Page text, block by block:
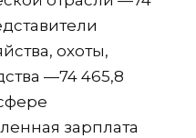
охоты,
—74 465,8
зарплата